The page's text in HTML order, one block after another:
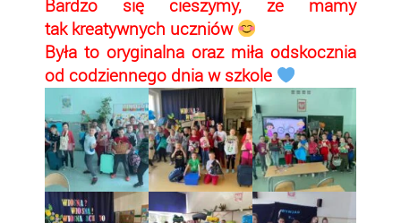
Bardzo się cieszymy, że mamy
tak kreatywnych uczniów
Była to oryginalna oraz miła odskocznia
od codziennego dnia w szkole